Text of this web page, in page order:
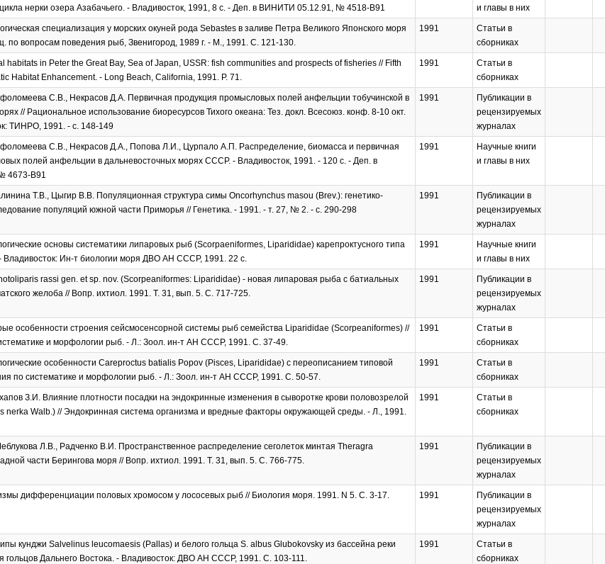
нерки озера Азабачьего. - Владивосток, 1991, 8 с. - Деп. в ВИНИТИ 05.12.91, № 4518-В91
и главы в них
специализация у морских окуней рода Sebastes в заливе Петра Великого Японского моря
по вопросам поведения рыб, Звенигород, 1989 г. - М., 1991. C. 121-130.
1991
Статьи в
сборниках
habitats in Peter the Great Bay, Sea of Japan, USSR: fish communities and prospects of fisheries // Fifth
Habitat Enhancement. - Long Beach, California, 1991. P. 71.
1991
Статьи в
сборниках
С.В., Некрасов Д.А. Первичная продукция промысловых полей анфельции тобучинской в
// Рациональное использование биоресурсов Тихого океана: Тез. докл. Всесоюз. конф. 8-10 окт.
ТИНРО, 1991. - с. 148-149
1991
Публикации в
рецензируемых
журналах
С.В., Некрасов Д.А., Попова Л.И., Цурпало А.П. Распределение, биомасса и первичная
полей анфельции в дальневосточных морях СССР. - Владивосток, 1991. - 120 с. - Деп. в
4673-В91
1991
Научные книги
и главы в них
Т.В., Цыгир В.В. Популяционная структура симы Oncorhynchus masou (Brev.): генетико-
популяций южной части Приморья // Генетика. - 1991. - т. 27, № 2. - с. 290-298
1991
Публикации в
рецензируемых
журналах
основы систематики липаровых рыб (Scorpaeniformes, Liparididae) карепроктусного типа
Владивосток: Ин-т биологии моря ДВО АН СССР, 1991. 22 с.
1991
Научные книги
и главы в них
rassi gen. et sp. nov. (Scorpeaniformes: Liparididae) - новая липаровая рыба с батиальных
желоба // Вопр. ихтиол. 1991. Т. 31, вып. 5. С. 717-725.
1991
Публикации в
рецензируемых
журналах
особенности строения сейсмосенсорной системы рыб семейства Liparididae (Scorpeaniformes) //
и морфологии рыб. - Л.: Зоол. ин-т АН СССР, 1991. C. 37-49.
1991
Статьи в
сборниках
особенности Careproctus batialis Popov (Pisces, Liparididae) с переописанием типовой
по систематике и морфологии рыб. - Л.: Зоол. ин-т АН СССР, 1991. C. 50-57.
1991
Статьи в
сборниках
З.И. Влияние плотности посадки на эндокринные изменения в сыворотке крови половозрелой
nerka Walb.) // Эндокринная система организма и вредные факторы окружающей среды. - Л., 1991.
1991
Статьи в
сборниках
Л.В., Радченко В.И. Пространственное распределение сеголеток минтая Theragra
части Берингова моря // Вопр. ихтиол. 1991. Т. 31, вып. 5. С. 766-775.
1991
Публикации в
рецензируемых
журналах
дифференциации половых хромосом у лососевых рыб // Биология моря. 1991. N 5. C. 3-17. 1991
Публикации в
рецензируемых
журналах
кунджи Salvelinus leucomaesis (Pallas) и белого гольца S. albus Glubokovsky из бассейна реки
гольцов Дальнего Востока. - Владивосток: ДВО АН СССР, 1991. С. 103-111.
1991
Статьи в
сборниках